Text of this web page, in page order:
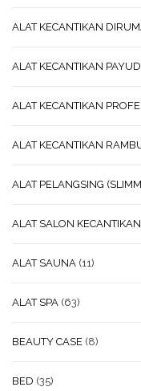
ALAT KECANTIKAN
ALAT KECANTIKAN
ALAT KECANTIKAN
ALAT KECANTIKAN
ALAT PELANGSING
ALAT SALON KECANTIKAN
ALAT SAUNA (11)
ALAT SPA (63)
BEAUTY CASE (8)
BED (35)